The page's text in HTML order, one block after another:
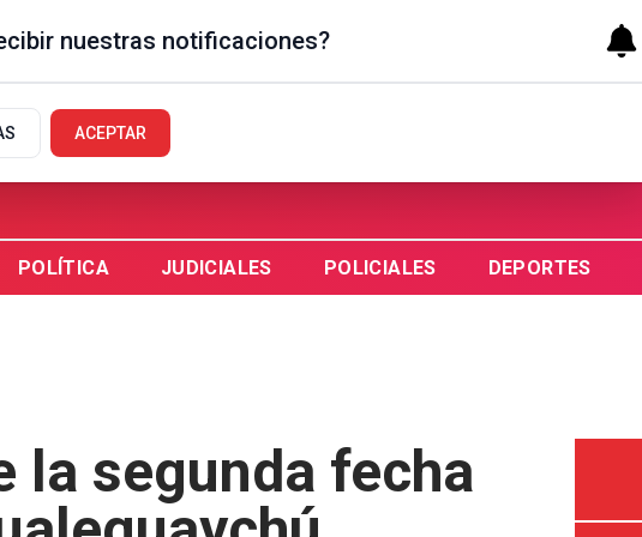
AR
POLÍTICA JUDICIALES POLICIALES DEPORTES
la segunda fecha
nuestras notificaciones?
ACEPTAR